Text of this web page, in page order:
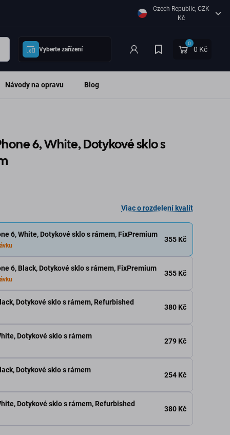
Czech Republic, CZK
Kč
Vyberte zařízení
0
0 Kč
Návody na opravu Blog
6, White, Dotykové sklo s
Viac o rozdelení kvalít
6, Black, Dotykové sklo s rámem, FixPremium
355 Kč
Dotykové sklo s rámem, Refurbished
380 Kč
Dotykové sklo s rámem
279 Kč
Dotykové sklo s rámem
254 Kč
Dotykové sklo s rámem, Refurbished
380 Kč
6, White, Dotykové sklo s rámem, FixPremium
355 Kč